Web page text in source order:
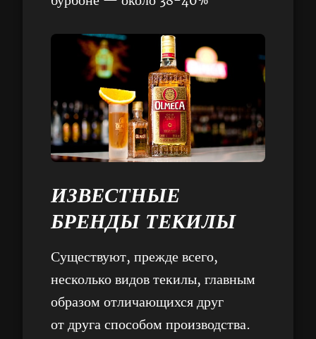
ИЗВЕСТНЫЕ
БРЕНДЫ ТЕКИЛЫ
Существуют, прежде всего,
несколько видов текилы, главным
образом отличающихся друг
от друга способом производства.